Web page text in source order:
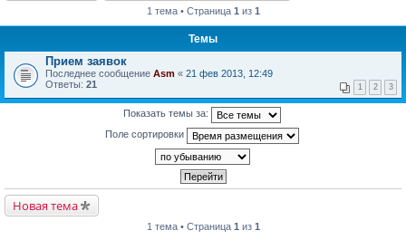
1 тема • Страница 1 из 1
Темы
Прием заявок
Последнее сообщение Asm « 21 фев 2013, 12:49
Ответы: 21 1 2 3
Показать темы за:
Поле сортировки
Новая тема
1 тема • Страница 1 из 1